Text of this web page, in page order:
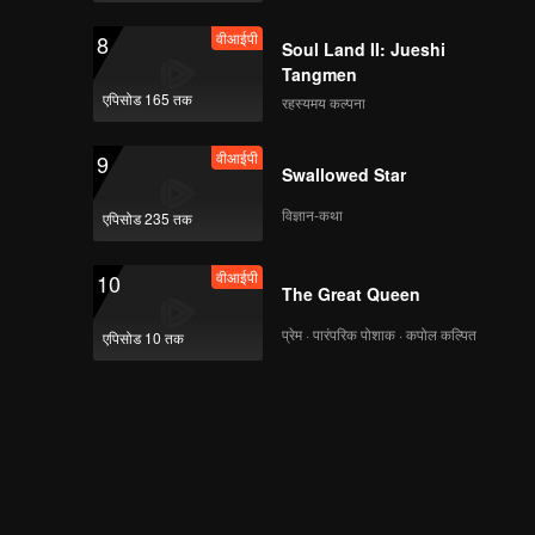
8
एपिसोड 165 तक
वीआईपी
Soul Land II: Jueshi
Tangmen
रहस्यमय कल्पना
9
एपिसोड 235 तक
वीआईपी
Swallowed Star
विज्ञान-कथा
10
एपिसोड 10 तक
वीआईपी
The Great Queen
प्रेम · पारंपरिक पोशाक · कपोल कल्पित